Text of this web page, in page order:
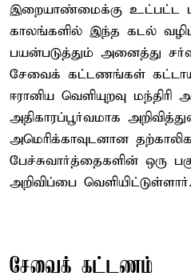
இறையாண்மைக்கு உட்பட்ட
காலங்களில் இந்த கடல்
பயன்படுத்தும் அனைத்து
சேவைக் கட்டணங்கள்
ஈரானிய வெளியுறவு
அதிகாரப்பூர்வமாக
அமெரிக்காவுடனான
பேச்சுவார்த்தைகளின் ஒரு
அறிவிப்பை வெளியிட்டுள்ளார்.
சேவைக் கட்டணம்